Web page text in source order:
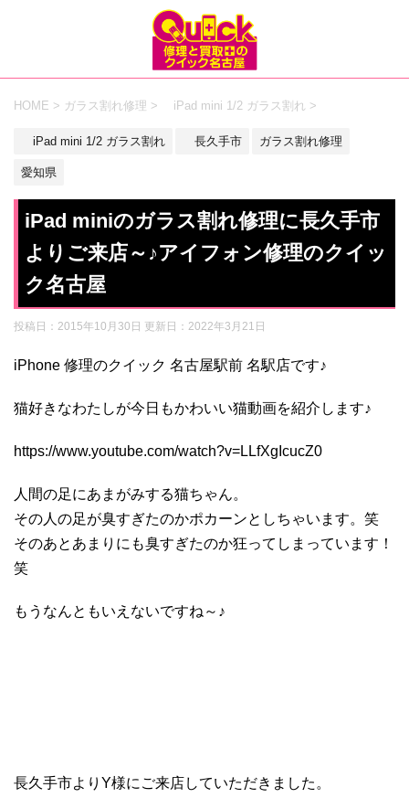
HOME > ガラス割れ修理 > iPad mini 1/2 ガラス割れ >
iPad mini 1/2 ガラス割れ 長久手市 ガラス割れ修理
愛知県
iPad miniのガラス割れ修理に長久手市
よりご来店～♪アイフォン修理のクイッ
ク名古屋
投稿日：2015年10月30日 更新日： 2022年3月21日
iPhone 修理のクイック 名古屋駅前 名駅店です♪
猫好きなわたしが今日もかわいい猫動画を紹介します♪
https://www.youtube.com/watch?v=LLfXgIcucZ0
人間の足にあまがみする猫ちゃん。
その人の足が臭すぎたのかポカーンとしちゃいます。笑
そのあとあまりにも臭すぎたのか狂ってしまっています！
笑
もうなんともいえないですね～♪
長久手市よりY様にご来店していただきました。